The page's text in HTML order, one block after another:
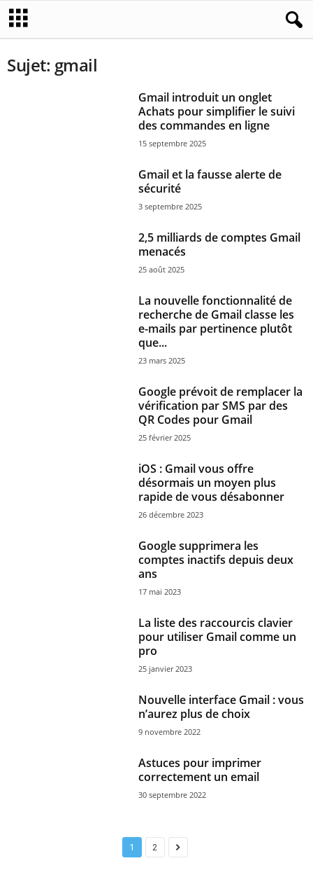
Sujet: gmail
Gmail introduit un onglet
Achats pour simplifier le suivi
des commandes en ligne
15 septembre 2025
Gmail et la fausse alerte de
sécurité
3 septembre 2025
2,5 milliards de comptes Gmail
menacés
25 août 2025
La nouvelle fonctionnalité de
recherche de Gmail classe les
e-mails par pertinence plutôt
que...
23 mars 2025
Google prévoit de remplacer la
vérification par SMS par des
QR Codes pour Gmail
25 février 2025
iOS : Gmail vous offre
désormais un moyen plus
rapide de vous désabonner
26 décembre 2023
Google supprimera les
comptes inactifs depuis deux
ans
17 mai 2023
La liste des raccourcis clavier
pour utiliser Gmail comme un
pro
25 janvier 2023
Nouvelle interface Gmail : vous
n’aurez plus de choix
9 novembre 2022
Astuces pour imprimer
correctement un email
30 septembre 2022
1 2